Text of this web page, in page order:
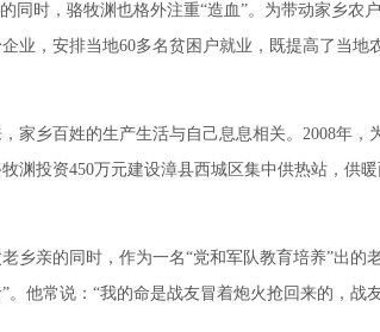
时，骆牧渊也格外注重“造血”。为带动家乡农
业，安排当地60多名贫困户就业，既提高了当地
乡百姓的生产生活与自己息息相关。2008年，
渊投资450万元建设漳县西城区集中供热站，供
亲的同时，作为一名“党和军队教育培养”出的
。他常说：“我的命是战友冒着炮火抢回来的，战